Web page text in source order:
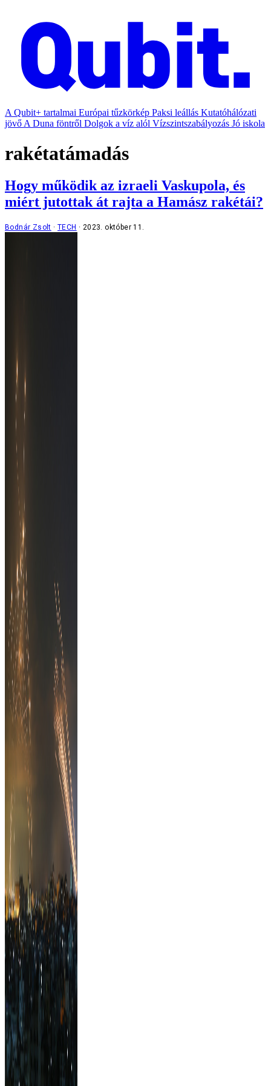
A Qubit+ tartalmai Európai tűzkörkép Paksi leállás Kutatóhálózati
jövő A Duna föntről Dolgok a víz alól Vízszintszabályozás Jó iskola
rakétatámadás
Hogy működik az izraeli Vaskupola, és
miért jutottak át rajta a Hamász rakétái?
Bodnár Zsolt TECH 2023. október 11.